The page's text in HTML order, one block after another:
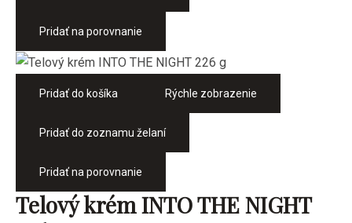
Pridať na porovnanie
Pridať do košíka Rýchle zobrazenie
Pridať do zoznamu želaní
Pridať na porovnanie
Telový krém INTO THE NIGHT